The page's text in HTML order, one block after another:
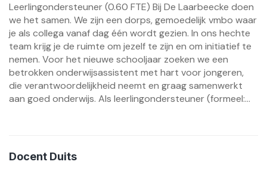
Leerlingondersteuner (0.60 FTE) Bij De Laarbeecke doen
we het samen. We zijn een dorps, gemoedelijk vmbo waar
je als collega vanaf dag één wordt gezien. In ons hechte
team krijg je de ruimte om jezelf te zijn en om initiatief te
nemen. Voor het nieuwe schooljaar zoeken we een
betrokken onderwijsassistent met hart voor jongeren,
die verantwoordelijkheid neemt en graag samenwerkt
aan goed onderwijs. Als leerlingondersteuner (formeel:...
Docent Duits